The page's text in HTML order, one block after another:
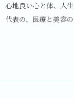
心地良い心と体、人生
代表の、医療と美容